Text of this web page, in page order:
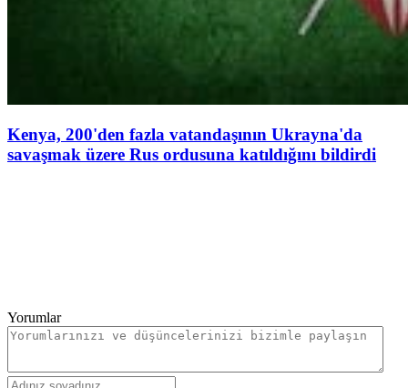
Kenya, 200'den fazla vatandaşının Ukrayna'da
savaşmak üzere Rus ordusuna katıldığını bildirdi
Yorumlar